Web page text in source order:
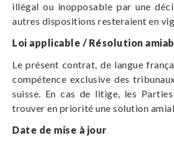
illégal ou inopposable par une
autres dispositions resteraient en
Loi applicable / Résolution
Le présent contrat, de langue
compétence exclusive des
suisse. En cas de litige, les
trouver en priorité une solution
Date de mise à jour